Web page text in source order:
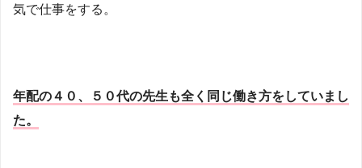
気で仕事をする。
年配の４０、５０代の先生も全く同じ働き方をしていまし
た。